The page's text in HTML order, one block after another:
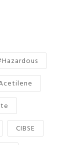
CIBSE